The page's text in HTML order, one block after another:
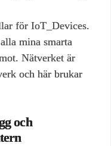
för IoT_Devices.
mina smarta
Nätverket är
och här brukar
och